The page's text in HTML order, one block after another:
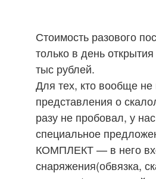
Стоимость разового
только в день
тыс рублей.
Для тех, кто вообще не
представления о
разу не пробовал, у
специальное
КОМПЛЕКТ — в него
снаряжения(обвязка,